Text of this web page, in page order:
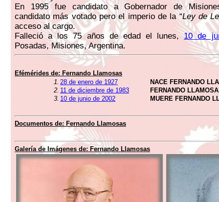
En 1995 fue candidato a Gobernador de
candidato más votado pero el imperio de la “Ley de
acceso al cargo.
Falleció a los 75 años de edad el lunes,10 de
Posadas, Misiones, Argentina.
Efémérides de: Fernando Llamosas
1. 28 de enero de 1927
NACE FERNANDO
2. 11 de diciembre de 1983
FERNANDO
3. 10 de junio de 2002 MUERE FERNANDO
Documentos de: Fernando Llamosas
Galería de Imágenes de: Fernando Llamosas